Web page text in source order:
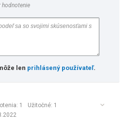
hodnotenie
len prihlásený používateľ.
1 Užitočné: 1